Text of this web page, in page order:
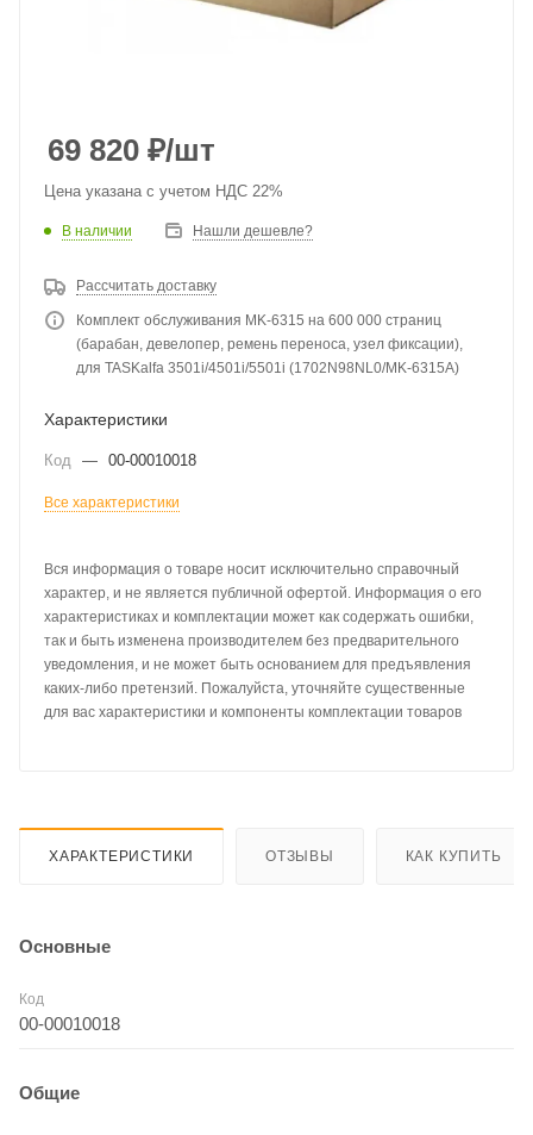
69 820 ₽/шт
Цена указана с учетом НДС 22%
В наличии Нашли дешевле?
Рассчитать доставку
Комплект обслуживания MK-6315 на 600 000 страниц
(барабан, девелопер, ремень переноса, узел фиксации),
для TASKalfa 3501i/4501i/5501i (1702N98NL0/MK-6315A)
Характеристики
Код — 00-00010018
Все характеристики
Вся информация о товаре носит исключительно справочный
характер, и не является публичной офертой. Информация о его
характеристиках и комплектации может как содержать ошибки,
так и быть изменена производителем без предварительного
уведомления, и не может быть основанием для предъявления
каких-либо претензий. Пожалуйста, уточняйте существенные
для вас характеристики и компоненты комплектации товаров
ХАРАКТЕРИСТИКИ ОТЗЫВЫ КАК КУПИТЬ
Основные
Код
00-00010018
Общие